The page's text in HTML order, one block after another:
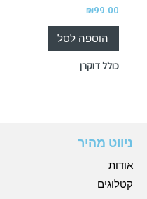
₪99.00
הוספה לסל
כולל דוקרן
ניווט מהיר
אודות
קטלוגים